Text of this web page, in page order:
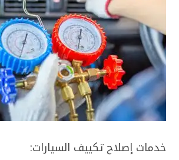
خدمات إصلاح تكييف السيارات: